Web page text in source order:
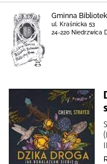
Gminna
ul. Kraśnicka 53
24-220 Niedrzwica